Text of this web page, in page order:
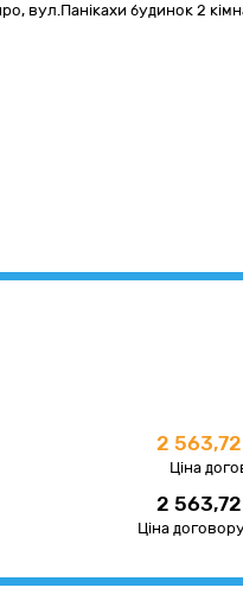
вул.Панікахи будинок 2
2 563,72
Ціна
2 563,72
Ціна